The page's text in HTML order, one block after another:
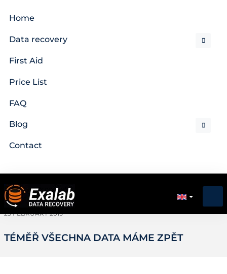
Home
Data recovery
First Aid
Price List
FAQ
Blog
Contact
25 FEBRUARY 2019
TÉMĚŘ VŠECHNA DATA MÁME ZPĚT